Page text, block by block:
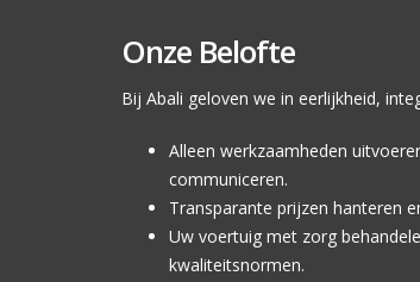
Onze Belofte
Bij Abali geloven we in eerlijkheid,
Alleen werkzaamheden
communiceren.
Transparante prijzen hanteren
Uw voertuig met zorg
kwaliteitsnormen.